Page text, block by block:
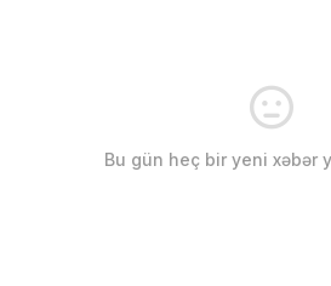
Bu gün heç bir yeni xəbər